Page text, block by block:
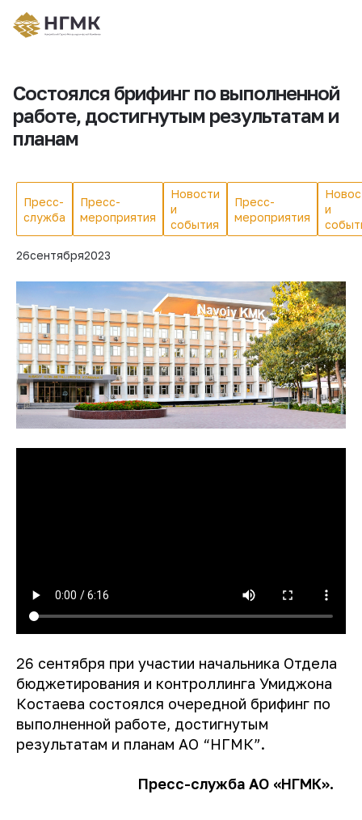
Состоялся брифинг по выполненной
работе, достигнутым результатам и
планам
Пресс-
служба
Пресс-
мероприятия
Новости
и
события
Пресс-
мероприятия
и
26сентября2023
26 сентября при участии начальника Отдела
бюджетирования и контроллинга Умиджона
Костаева состоялся очередной брифинг по
выполненной работе, достигнутым
результатам и планам АО “НГМК”.
Пресс-служба АО «НГМК».